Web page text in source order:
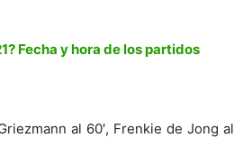
Fecha y hora de los partidos
al 60′, Frenkie de Jong al